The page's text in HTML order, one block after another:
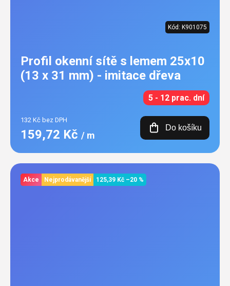
Kód: K901075
Profil okenní sítě s lemem 25x10
(13 x 31 mm) - imitace dřeva
5 - 12 prac. dní
132 Kč bez DPH
159,72 Kč / m
Do košíku
Akce Nejprodávanější 125,39 Kč –20 %